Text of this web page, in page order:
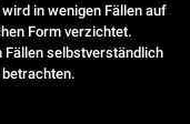
in wenigen Fällen auf
Form verzichtet.
Fällen selbstverständlich